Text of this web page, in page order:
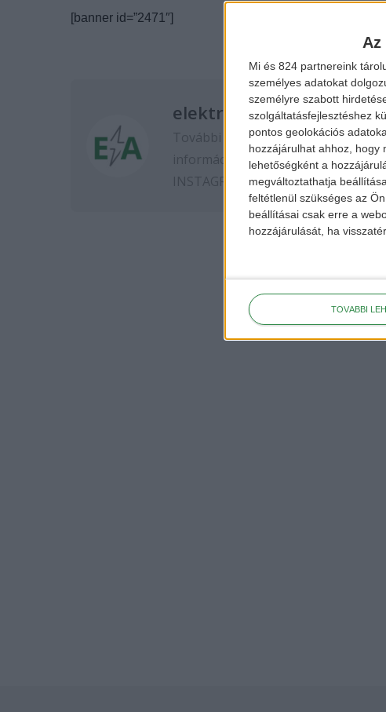
Az
Mi és 824 partnereink
személyes adatokat
személyre szabott
szolgáltatásfejlesztéshez
pontos geolokációs
hozzájárulhat ahhoz, hogy
lehetőségként a
megváltoztathatja
feltétlenül szükséges az
beállításai csak erre a
hozzájárulását, ha
TOVÁBBI
[banner id=”2471″]
elektromos-autozas.hu
További elektromos autós hírekért,
információkért kövess minket a
INSTAGRAM
oldalon.